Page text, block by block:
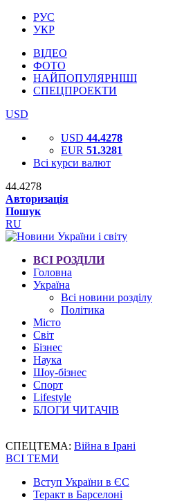
РУС
УКР
ВІДЕО
ФОТО
НАЙПОПУЛЯРНІШІ
СПЕЦПРОЕКТИ
USD
USD 44.4278
EUR 51.3281
Всі курси валют
44.4278
Авторизація
Пошук
RU
ВСІ РОЗДІЛИ
Головна
Україна
Всі новини розділу
Політика
Місто
Світ
Бізнес
Наука
Шоу-бізнес
Спорт
Lifestyle
БЛОГИ ЧИТАЧІВ
СПЕЦТЕМА: Війна в Ірані
ВСІ ТЕМИ
Вступ України в ЄС
Теракт в Барселоні